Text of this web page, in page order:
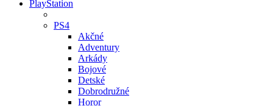
PlayStation
PS4
Akčné
Adventury
Arkády
Bojové
Detské
Dobrodružné
Horor